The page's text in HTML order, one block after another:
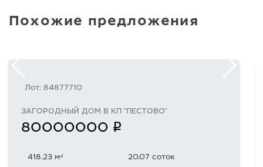
Похожие предложения
Лот: 84877710
ЗАГОРОДНЫЙ ДОМ В КП "ПЕСТОВО"
80000000 q
418.23 м2
20.07 соток